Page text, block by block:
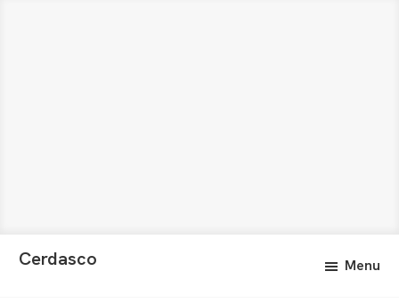
Cerdasco Menu